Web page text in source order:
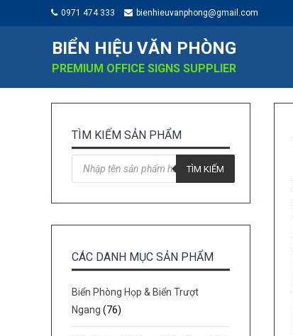
0971 474 333 bienhieuvanphong@gmail.com
BIỂN HIỆU VĂN PHÒNG
PREMIUM OFFICE SIGNS SUPPLIER
TÌM KIẾM SẢN PHẨM
Tìm
kiếm
TÌM KIẾM
CÁC DANH MỤC SẢN PHẨM
Biển Phòng Họp & Biển Trượt
Ngang (76)